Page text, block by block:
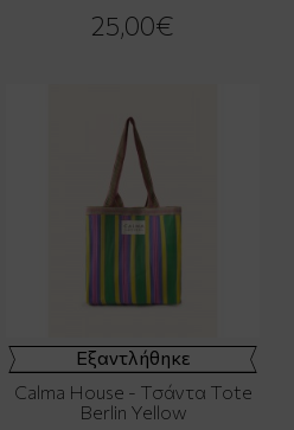
25,00€
Εξαντλήθηκε
Calma House - Τσάντα Tote
Berlin Yellow